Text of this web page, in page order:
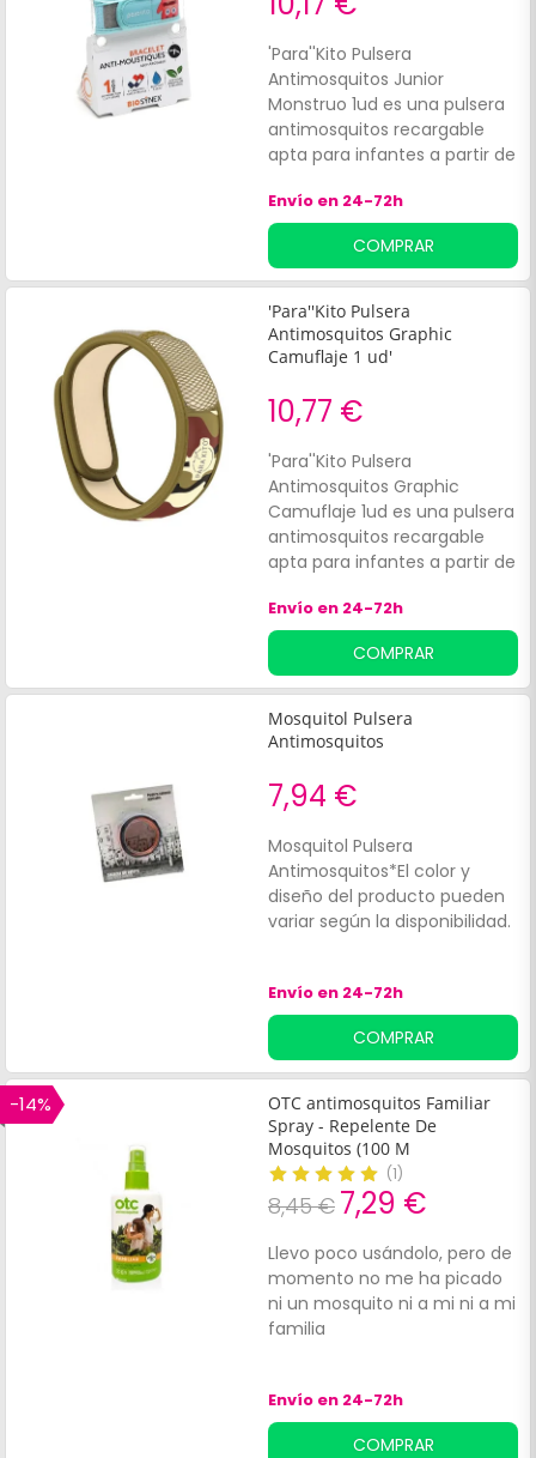
'Para''Kito Pulsera
Antimosquitos Junior
Monstruo 1ud es una pulsera
antimosquitos recargable
apta para infantes a partir de
impermeable y recargable,
con dos almohadillas activas
que se colocan bajo la red
protectora de la muñequera.
Contiene 2 placas que
ofrecen una protección de 1
mes (2 x 15 días).'
Envío en 24-72h
COMPRAR
'Para''Kito Pulsera
Antimosquitos Graphic
Camuflaje 1 ud'
10,77 €
'Para''Kito Pulsera
Antimosquitos Graphic
Camuflaje 1ud es una pulsera
antimosquitos recargable
apta para infantes a partir de
impermeable y recargable,
con dos almohadillas activas
que se colocan bajo la red
protectora de la muñequera.
Contiene 2 placas que
ofrecen una protección de 1
Envío en 24-72h
COMPRAR
Mosquitol Pulsera
Antimosquitos
7,94 €
Mosquitol Pulsera
Antimosquitos*El color y
diseño del producto pueden
variar según la disponibilidad.
Envío en 24-72h
COMPRAR
-14%
OTC antimosquitos Familiar
Spray - Repelente De
Mosquitos (100 M
(1)
8,45 € 7,29 €
Llevo poco usándolo, pero de
momento no me ha picado
ni un mosquito ni a mi ni a mi
familia
Envío en 24-72h
COMPRAR